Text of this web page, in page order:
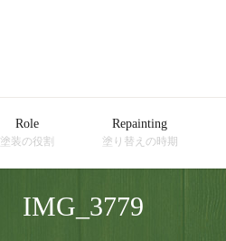
Role
塗装の役割
Repainting
塗り替えの時期
IMG_3779